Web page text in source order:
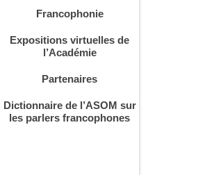
Francophonie
Expositions virtuelles de
l’Académie
Partenaires
Dictionnaire de l’ASOM sur
les parlers francophones